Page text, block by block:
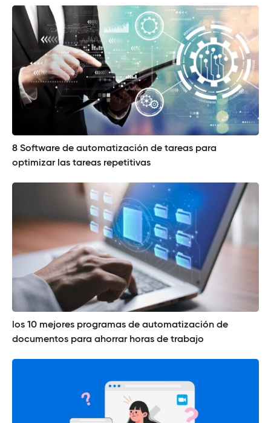
8 Software de automatización de tareas para
optimizar las tareas repetitivas
los 10 mejores programas de automatización de
documentos para ahorrar horas de trabajo